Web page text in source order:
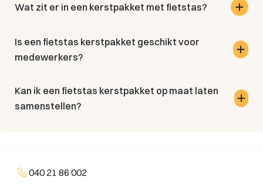
Wat zit er in een kerstpakket met fietstas?
Is een fietstas kerstpakket geschikt voor
medewerkers?
Kan ik een fietstas kerstpakket op maat laten
samenstellen?
040 21 86 002